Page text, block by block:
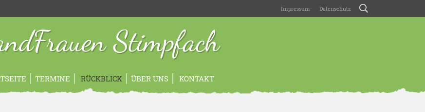
Impressum Datenschutz
Stimpfach
TERMINE RÜCKBLICK ÜBER UNS KONTAKT